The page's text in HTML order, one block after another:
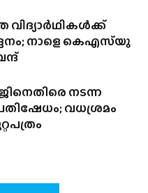
നാളെ കെഎസ്‌യു
നടന്ന
വധശ്രമം